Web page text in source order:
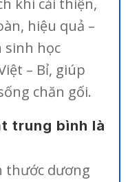
khi cải thiện,
hiệu quả –
sinh học
– Bỉ, giúp
chăn gối.
trung bình là
thước dương